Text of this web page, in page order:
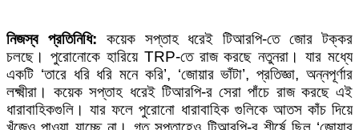
নিজস্ব প্রতিনিধি: কয়েক সপ্তাহ ধরেই টিআরপি-তে জোর টক্কর
চলছে। পুরোনোকে হারিয়ে TRP-তে রাজ করছে নতুনরা। যার মধ্যে
একটি ‘তারে ধরি ধরি মনে করি’, ‘জোয়ার ভাঁটা’, প্রতিজ্ঞা, অন্নপূর্ণার
লক্ষ্মীরা। কয়েক সপ্তাহ ধরেই টিআরপি-র সেরা পাঁচে রাজ করছে এই
ধারাবাহিকগুলি। যার ফলে পুরোনো ধারাবাহিক গুলিকে আতস কাঁচ দিয়ে